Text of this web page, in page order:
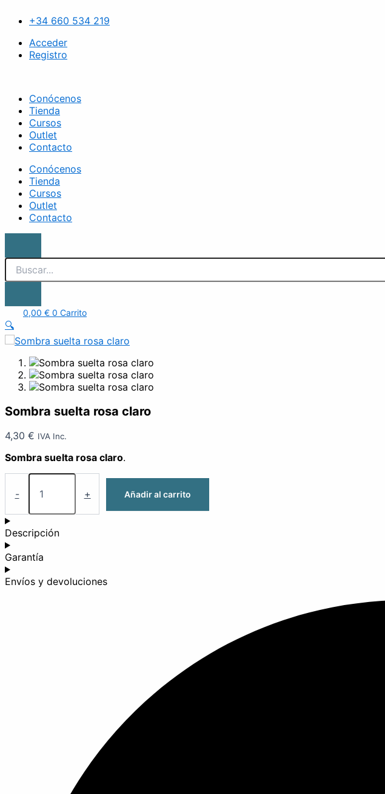
+34 660 534 219
Acceder
Registro
Conócenos
Tienda
Cursos
Outlet
Contacto
Conócenos
Tienda
Cursos
Outlet
Contacto
0,00 € 0 Carrito
🔍
Sombra suelta rosa claro
4,30 € IVA Inc.
Sombra suelta rosa claro.
-
claro
cantidad
+ Añadir al carrito
Descripción
Garantía
Envíos y devoluciones